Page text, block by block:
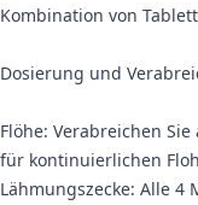
Kombination von
Dosierung und
Flöhe: Verabreichen
für kontinuierlichen
Lähmungszecke: Alle